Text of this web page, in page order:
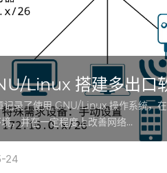
Linux 搭建多出口
记录了使用 GNU/Linux 操作系统，
，并在一定程度上改善网络…
24